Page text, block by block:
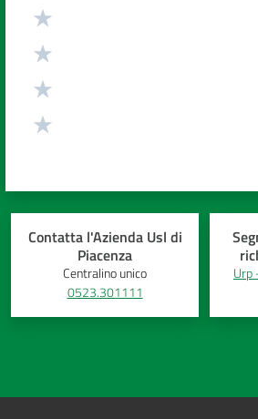
Contatta l'Azienda Usl di
Piacenza
Centralino unico
0523.301111
Urp